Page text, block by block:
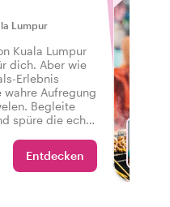
Lumpur
Kuala Lumpur
dich. Aber wie
Erlebnis
Aufregung
Begleite
spüre die echte
sagen kannst:
Lumpur erlebt!
Entdecken